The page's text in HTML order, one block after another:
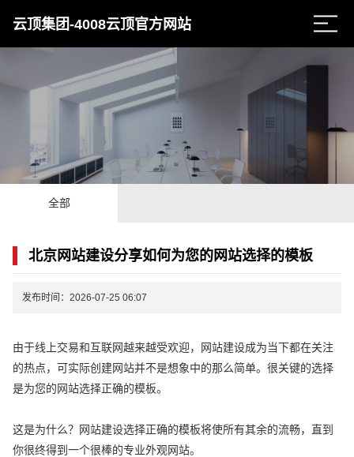
云顶集团-4008云顶官方网站
全部
北京网站建设分享如何为您的网站选择的模板
发布时间：2026-07-25 06:07
由于线上交易和互联网越来越受欢迎，网站建设成为当下都在关注
的热点，可实际创建网站并不是想象中的那么简单。很关键的选择
是为您的网站选择正确的模板。
这是为什么？网站建设选择正确的模板将使所有其余的流畅，直到
你很终得到一个很棒的专业外观网站。